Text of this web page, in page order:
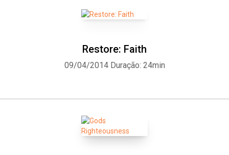
Restore: Faith
09/04/2014 Duração: 24min